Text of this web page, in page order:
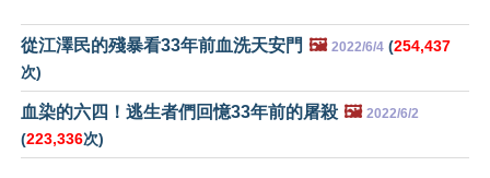
從江澤民的殘暴看33年前血洗天安門 🖼️ 2022/6/4 (254,437
次)
血染的六四！逃生者們回憶33年前的屠殺 🖼️ 2022/6/2
(223,336次)